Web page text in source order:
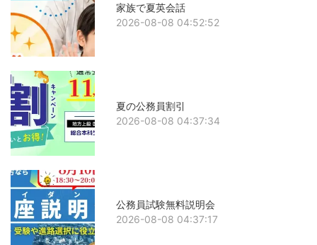
家族で夏英会話
2026-08-08 04:52:52
夏の公務員割引
2026-08-08 04:37:34
公務員試験無料説明会
2026-08-08 04:37:17